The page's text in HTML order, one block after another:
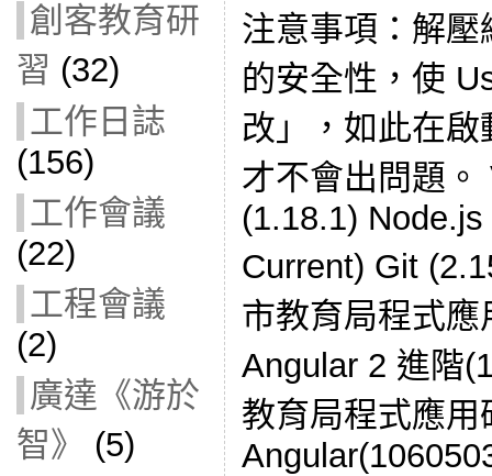
創客教育研
習 (32)
工作日誌
(156)
工作會議
(22)
工程會議
(2)
廣達《游於
智》
(5)
注意事項：解
的安全性，使
改」，如此在
才不會出問題
(1.18.1)
Current) Git
市教育局程式
Angular 2 進階
教育局程式應